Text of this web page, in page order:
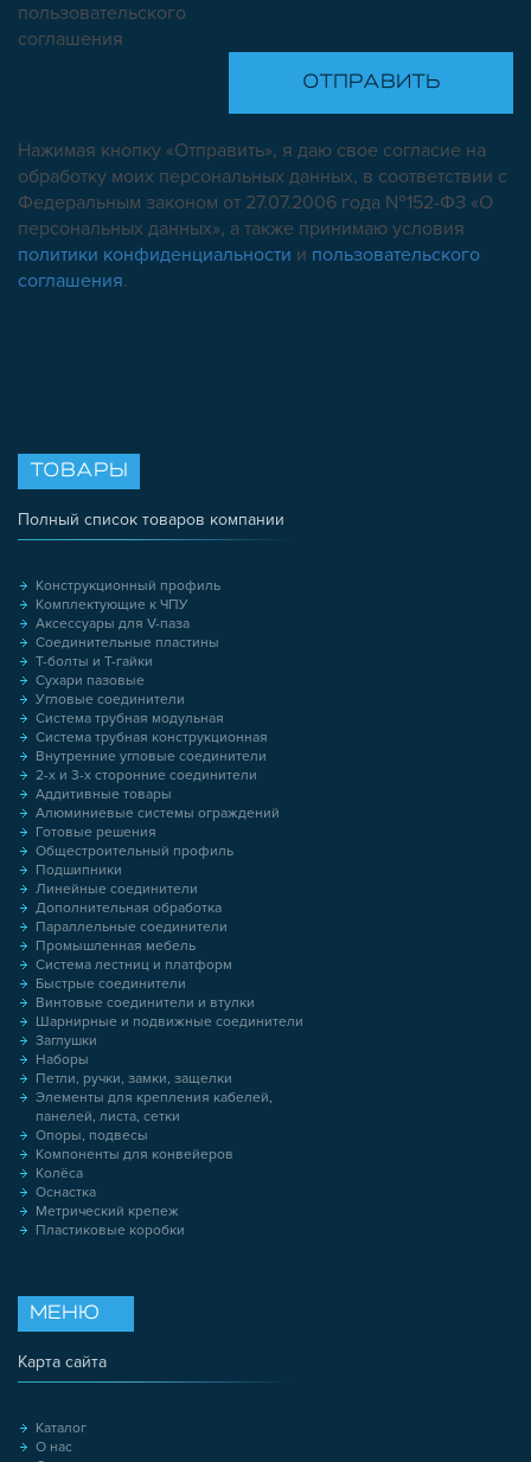
пользовательского
соглашения
Нажимая кнопку «Отправить», я даю свое согласие на
обработку моих персональных данных, в соответствии с
Федеральным законом от 27.07.2006 года №152-ФЗ «О
персональных данных», а также принимаю условия
политики конфиденциальности и пользовательского
соглашения.
ТОВАРЫ
Полный список товаров компании
Конструкционный профиль
Комплектующие к ЧПУ
Аксессуары для V-паза
Соединительные пластины
Т-болты и Т-гайки
Сухари пазовые
Угловые соединители
Система трубная модульная
Система трубная конструкционная
Внутренние угловые соединители
2-х и 3-х сторонние соединители
Аддитивные товары
Алюминиевые системы ограждений
Готовые решения
Общестроительный профиль
Подшипники
Линейные соединители
Дополнительная обработка
Параллельные соединители
Промышленная мебель
Система лестниц и платформ
Быстрые соединители
Винтовые соединители и втулки
Шарнирные и подвижные соединители
Заглушки
Наборы
Петли, ручки, замки, защелки
Элементы для крепления кабелей,
панелей, листа, сетки
Опоры, подвесы
Компоненты для конвейеров
Колёса
Оснастка
Метрический крепеж
Пластиковые коробки
МЕНЮ
Карта сайта
Каталог
О нас